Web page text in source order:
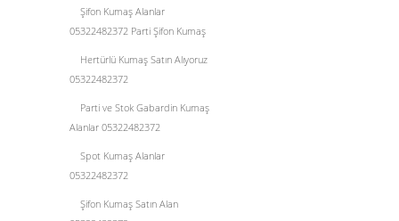
Şifon Kumaş Alanlar
05322482372 Parti Şifon Kumaş
Hertürlü Kumaş Satın Alıyoruz
05322482372
Parti ve Stok Gabardin Kumaş
Alanlar 05322482372
Spot Kumaş Alanlar
05322482372
Şifon Kumaş Satın Alan